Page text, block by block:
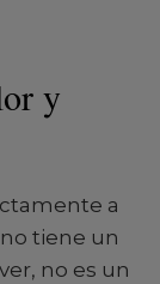
y
a
tiene un
no es un